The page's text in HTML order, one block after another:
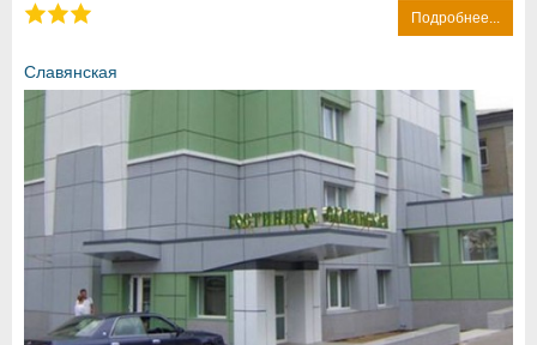
Подробнее...
Славянская